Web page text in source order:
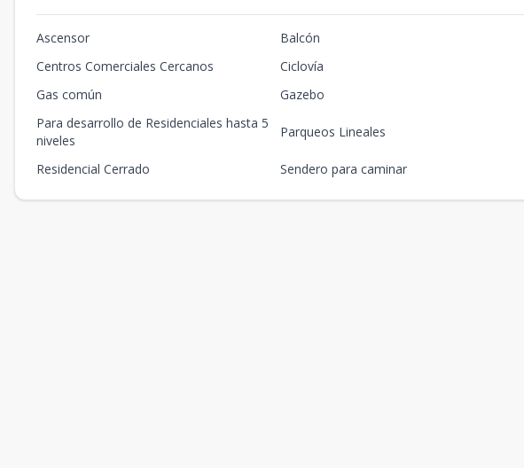
Ascensor Balcón
Centros Comerciales Cercanos
Ciclovía
Gas común
Gazebo
Para desarrollo de Residenciales hasta 5
niveles
Parqueos Lineales
Residencial Cerrado Sendero para caminar